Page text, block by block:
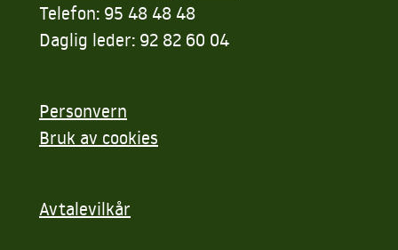
Telefon: 95 48 48 48
Daglig leder: 92 82 60 04
Personvern
Bruk av cookies
Avtalevilkår